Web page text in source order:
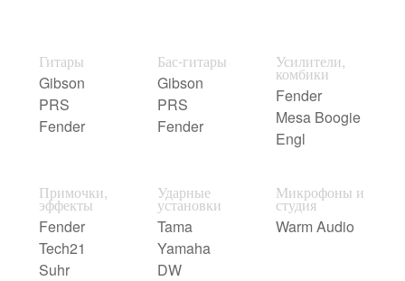
Гитары
Gibson
PRS
Fender
Бас-гитары
Gibson
PRS
Fender
Усилители,
комбики
Fender
Mesa Boogie
Engl
Примочки,
эффекты
Fender
Tech21
Suhr
Ударные
установки
Tama
Yamaha
DW
Микрофоны и
студия
Warm Audio